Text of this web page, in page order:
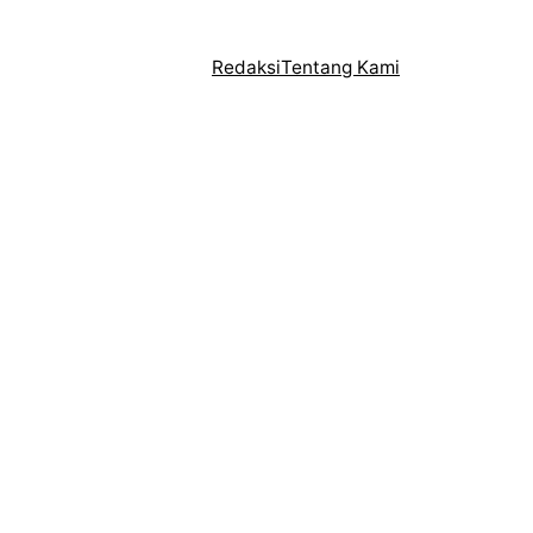
RedaksiTentang Kami